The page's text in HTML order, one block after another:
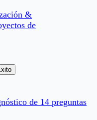
&
de
de 14 preguntas